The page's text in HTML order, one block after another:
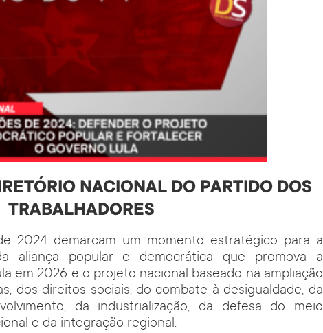
NACIONAL DO PARTIDO DOS
TRABALHADORES
2024 demarcam um momento estratégico para a
aliança popular e democrática que promova a
em 2026 e o projeto nacional baseado na ampliação
dos direitos sociais, do combate à desigualdade, da
da industrialização, da defesa do meio
e da integração regional.